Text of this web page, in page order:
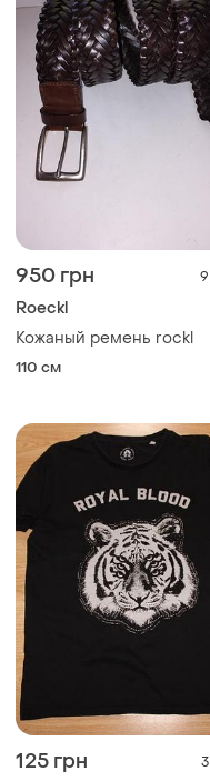
950 грн 9
Roeckl
Кожаный ремень rockl
110 см
125 грн 3